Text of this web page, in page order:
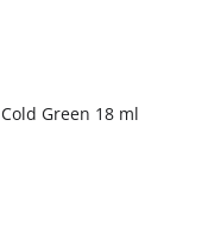
Green 18 ml